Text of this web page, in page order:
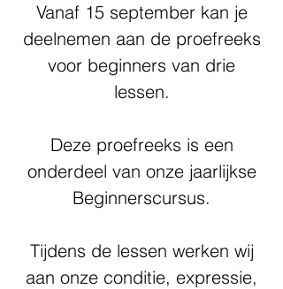
Vanaf 15 september kan je
deelnemen aan de proefreeks
voor beginners van drie
lessen.
Deze proefreeks is een
onderdeel van onze jaarlijkse
Beginnerscursus.
Tijdens de lessen werken wij
aan onze conditie, expressie,